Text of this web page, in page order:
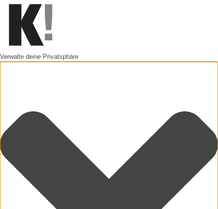
Verwalte deine Privatsphäre